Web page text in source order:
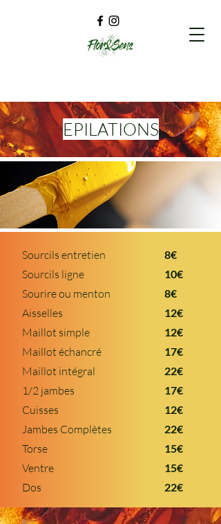
EPILATIONS
Sourcils entretien
Sourcils ligne
Sourire ou menton
Aisselles
Maillot simple
Maillot échancré
Maillot intégral
1/2 jambes
Cuisses
Jambes Complètes
Torse
Ventre
Dos
8€
10€
8€
12€
12€
17€
22€
17€
12€
22€
15€
15€
22€